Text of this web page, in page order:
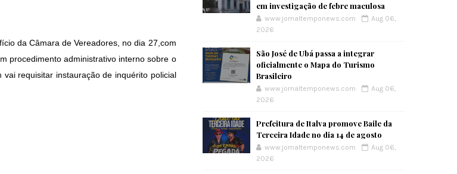
da Câmara de Vereadores, no dia 27,com
procedimento administrativo interno sobre o
requisitar instauração de inquérito policial
em investigação de febre maculosa
www.jornaltemponews.com
Aug 06,
2026
São José de Ubá passa a integrar
oficialmente o Mapa do Turismo
Brasileiro
www.jornaltemponews.com
Aug 06,
2026
Prefeitura de Italva promove Baile da
Terceira Idade no dia 14 de agosto
www.jornaltemponews.com
Aug 06,
2026